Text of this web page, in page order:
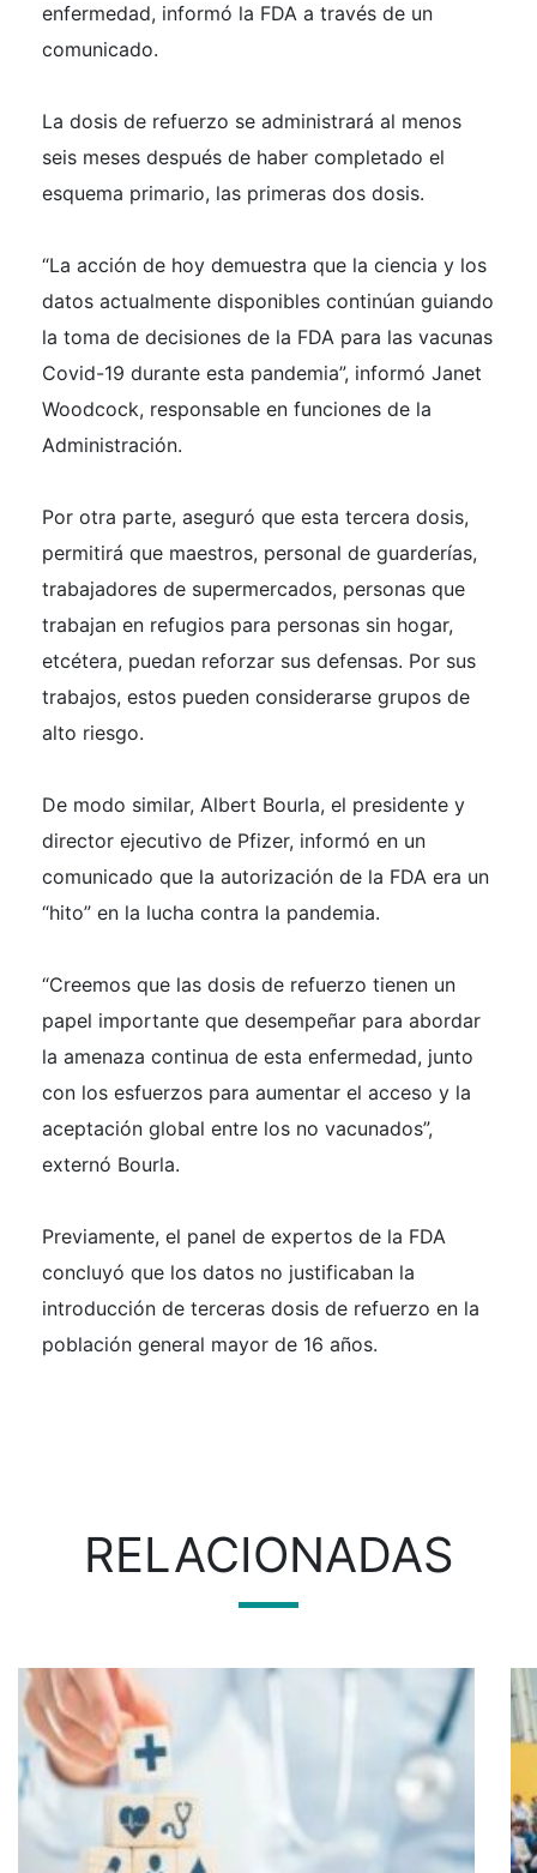
enfermedad, informó la FDA a través de un
comunicado.
La dosis de refuerzo se administrará al menos
seis meses después de haber completado el
esquema primario, las primeras dos dosis.
“La acción de hoy demuestra que la ciencia y los
datos actualmente disponibles continúan guiando
la toma de decisiones de la FDA para las vacunas
Covid-19 durante esta pandemia”, informó Janet
Woodcock, responsable en funciones de la
Administración.
Por otra parte, aseguró que esta tercera dosis,
permitirá que maestros, personal de guarderías,
trabajadores de supermercados, personas que
trabajan en refugios para personas sin hogar,
etcétera, puedan reforzar sus defensas. Por sus
trabajos, estos pueden considerarse grupos de
alto riesgo.
De modo similar, Albert Bourla, el presidente y
director ejecutivo de Pfizer, informó en un
comunicado que la autorización de la FDA era un
“hito” en la lucha contra la pandemia.
“Creemos que las dosis de refuerzo tienen un
papel importante que desempeñar para abordar
la amenaza continua de esta enfermedad, junto
con los esfuerzos para aumentar el acceso y la
aceptación global entre los no vacunados”,
externó Bourla.
Previamente, el panel de expertos de la FDA
concluyó que los datos no justificaban la
introducción de terceras dosis de refuerzo en la
población general mayor de 16 años.
RELACIONADAS